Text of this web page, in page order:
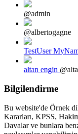
@admin
@albertogagne
TestUser
altan engin
Bilgilendirme
Bu website'de Örnek
Kararları, KPSS,
Davalar ve bunlara